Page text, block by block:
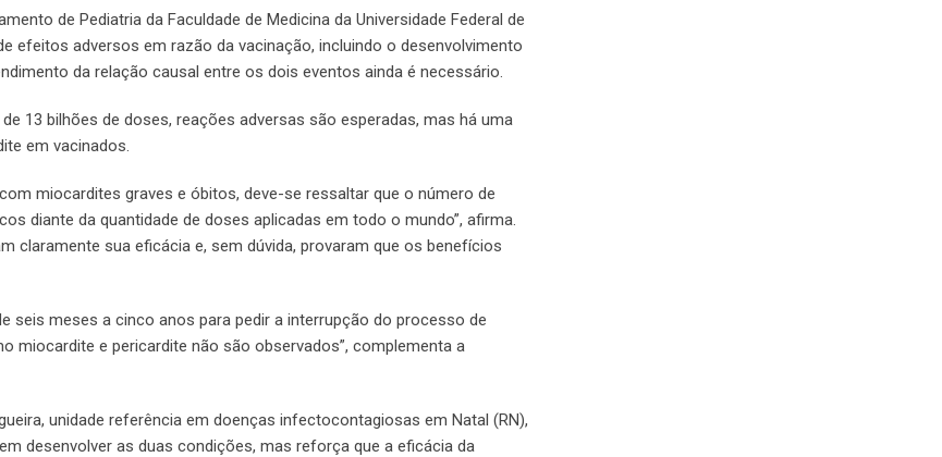
de Pediatria da Faculdade de Medicina da Universidade Federal de
efeitos adversos em razão da vacinação, incluindo o desenvolvimento
da relação causal entre os dois eventos ainda é necessário.
13 bilhões de doses, reações adversas são esperadas, mas há uma
em vacinados.
miocardites graves e óbitos, deve-se ressaltar que o número de
diante da quantidade de doses aplicadas em todo o mundo”, afirma.
claramente sua eficácia e, sem dúvida, provaram que os benefícios
seis meses a cinco anos para pedir a interrupção do processo de
miocardite e pericardite não são observados”, complementa a
unidade referência em doenças infectocontagiosas em Natal (RN),
desenvolver as duas condições, mas reforça que a eficácia da